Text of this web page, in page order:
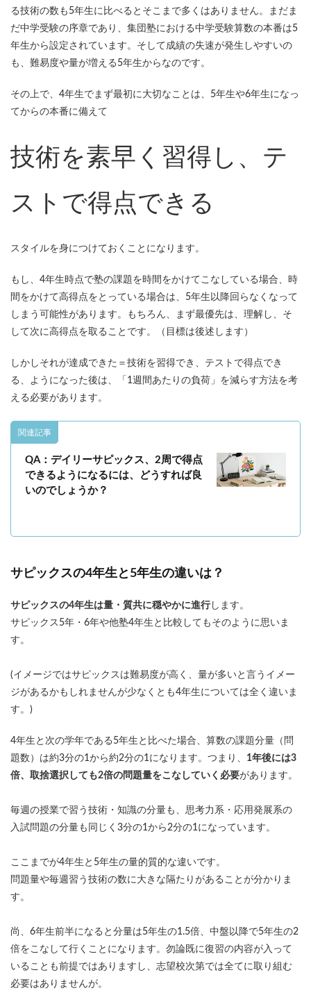
る技術の数も5年生に比べるとそこまで多くはありません。まだま
だ中学受験の序章であり、集団塾における中学受験算数の本番は5
年生から設定されています。そして成績の失速が発生しやすいの
も、難易度や量が増える5年生からなのです。
その上で、4年生でまず最初に大切なことは、5年生や6年生になっ
てからの本番に備えて
技術を素早く習得し、テ
ストで得点できる
スタイルを身につけておくことになります。
もし、4年生時点で塾の課題を時間をかけてこなしている場合、時
間をかけて高得点をとっている場合は、5年生以降回らなくなって
しまう可能性があります。もちろん、まず最優先は、理解し、そ
して次に高得点を取ることです。（目標は後述します）
しかしそれが達成できた＝技術を習得でき、テストで得点でき
る、ようになった後は、「1週間あたりの負荷」を減らす方法を考
える必要があります。
関連記事
QA：デイリーサピックス、2周で得点
できるようになるには、どうすれば良
いのでしょうか？
サピックスの4年生と5年生の違いは？
サピックスの4年生は量・質共に穏やかに進行します。
サピックス5年・6年や他塾4年生と比較してもそのように思いま
す。
(イメージではサピックスは難易度が高く、量が多いと言うイメー
ジがあるかもしれませんが少なくとも4年生については全く違いま
す。)
4年生と次の学年である5年生と比べた場合、算数の課題分量（問
題数）は約3分の1から約2分の1になります。つまり、 1年後には3
倍、取捨選択しても2倍の問題量をこなしていく必要があります。
毎週の授業で習う技術・知識の分量も、思考力系・応用発展系の
入試問題の分量も同じく3分の1から2分の1になっています。
ここまでが4年生と5年生の量的質的な違いです。
問題量や毎週習う技術の数に大きな隔たりがあることが分かりま
す。
尚、6年生前半になると分量は5年生の1.5倍、中盤以降で5年生の2
倍をこなして行くことになります。勿論既に復習の内容が入って
いることも前提ではありますし、志望校次第では全てに取り組む
必要はありませんが。